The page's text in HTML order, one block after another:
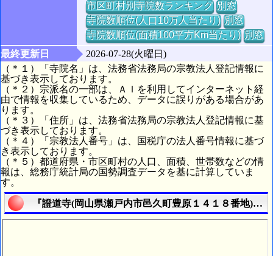
市区町村別寺院数ランキング 別窓
寺院数順位(人口10万人当たり) 別窓
寺院数順位(面積100平方Km当たり) 別窓
最終更新日
2026-07-28(火曜日)
（＊１）「寺院名」は、法務省法務局の宗教法人登記情報に
基づき表示しております。
（＊２）宗派名の一部は、ＡＩを利用してインターネット経
由で情報を収集しているため、データに誤りがある場合があ
ります。
（＊３）「住所」は、法務省法務局の宗教法人登記情報に基
づき表示しております。
（＊４）「宗教法人番号」は、国税庁の法人番号情報に基づ
き表示しております。
（＊５）都道府県・市区町村の人口、面積、世帯数などの情
報は、総務庁統計局の国勢調査データを基に計算していま
す。
『證道寺(岡山県瀬戸内市邑久町豊原１４１８番地)』